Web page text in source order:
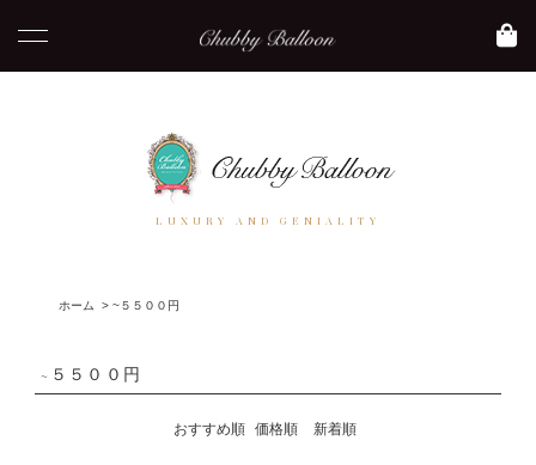
LUXURY AND GENIALITY
ホーム >~５５００円
~５５００円
おすすめ順 価格順 新着順